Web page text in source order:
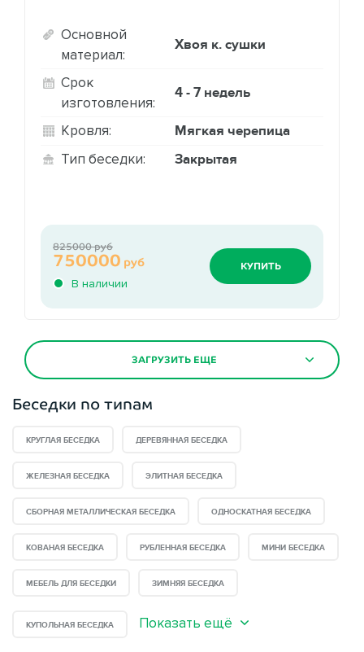
Основной
материал:
Хвоя к. сушки
Срок
изготовления:
4 - 7 недель
Кровля: Мягкая черепица
Тип беседки: Закрытая
В наличии
750000 руб
825000 руб
КУПИТЬ
ЗАГРУЗИТЬ ЕЩЕ
Беседки по типам
КРУГЛАЯ БЕСЕДКА ДЕРЕВЯННАЯ БЕСЕДКА
ЖЕЛЕЗНАЯ БЕСЕДКА ЭЛИТНАЯ БЕСЕДКА
СБОРНАЯ МЕТАЛЛИЧЕСКАЯ БЕСЕДКА ОДНОСКАТНАЯ БЕСЕДКА
КОВАНАЯ БЕСЕДКА РУБЛЕННАЯ БЕСЕДКА МИНИ БЕСЕДКА
МЕБЕЛЬ ДЛЯ БЕСЕДКИ ЗИМНЯЯ БЕСЕДКА
КУПОЛЬНАЯ БЕСЕДКА Показать ещё